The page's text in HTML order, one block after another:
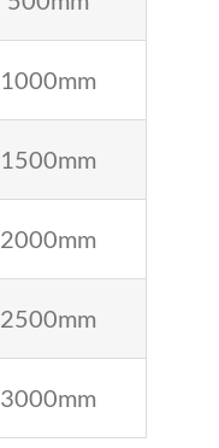
1000mm
1500mm
2000mm
2500mm
3000mm